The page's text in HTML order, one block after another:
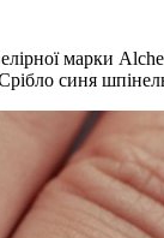
марки
синя